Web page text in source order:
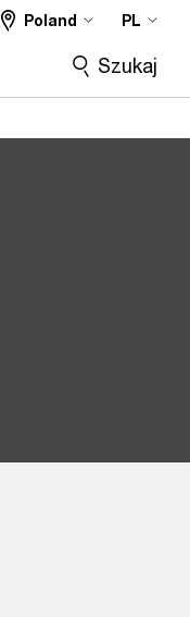
Poland PL
Szukaj